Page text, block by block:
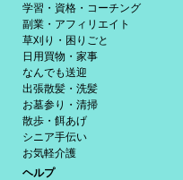
学習・資格・コーチング
副業・アフィリエイト
草刈り・困りごと
日用買物・家事
なんでも送迎
出張散髪・洗髪
お墓参り・清掃
散歩・餌あげ
シニア手伝い
お気軽介護
ヘルプ